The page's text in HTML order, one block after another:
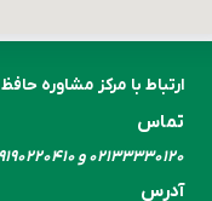
تماس
۰۲۱۳۳۳۳۰​​​​​​​۱۲۰ و ۰۹۱۹۰۲۲۰۴۱۰
آدرس
ارتباط با مرکز مشاوره حافظ